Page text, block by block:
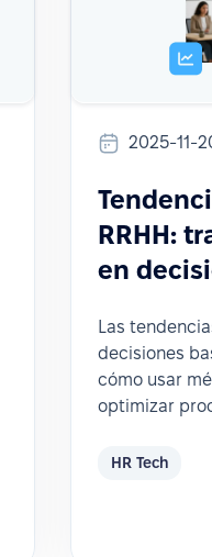
2025-11-
RRHH:
en
Las
decisiones
cómo usar
optimizar
HR Tech